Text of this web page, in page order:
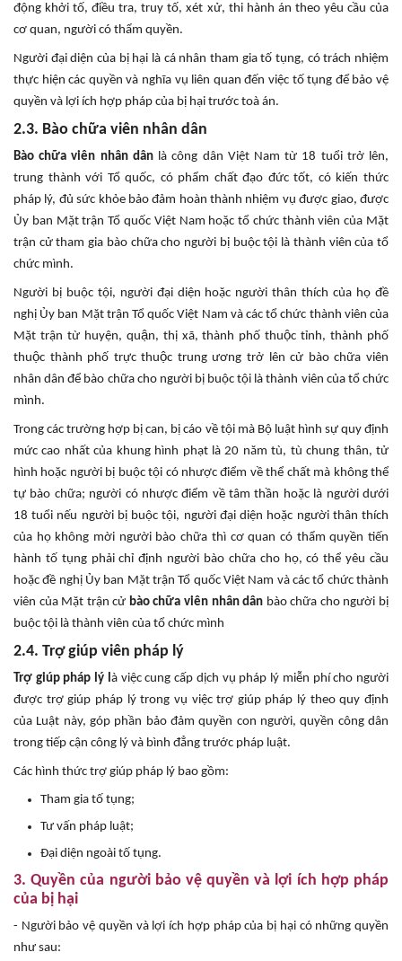
động khởi tố, điều tra, truy tố, xét xử, thi hành án theo yêu cầu của
cơ quan, người có thẩm quyền.
Người đại diện của bị hại là cá nhân tham gia tố tụng, có trách nhiệm
thực hiện các quyền và nghĩa vụ liên quan đến việc tố tụng để bảo vệ
quyền và lợi ích hợp pháp của bị hại trước toà án.
2.3. Bào chữa viên nhân dân
Bào chữa viên nhân dânlà công dân Việt Nam từ 18 tuổi trở lên,
trung thành với Tổ quốc, có phẩm chất đạo đức tốt, có kiến thức
pháp lý, đủ sức khỏe bảo đảm hoàn thành nhiệm vụ được giao, được
Ủy ban Mặt trận Tổ quốc Việt Nam hoặc tổ chức thành viên của Mặt
trận cử tham gia bào chữa cho người bị buộc tội là thành viên của tổ
chức mình.
Người bị buộc tội, người đại diện hoặc người thân thích của họ đề
nghị Ủy ban Mặt trận Tổ quốc Việt Nam và các tổ chức thành viên của
Mặt trận từ huyện, quận, thị xã, thành phố thuộc tỉnh, thành phố
thuộc thành phố trực thuộc trung ương trở lên cử bào chữa viên
nhân dân để bào chữa cho người bị buộc tội là thành viên của tổ chức
mình.
Trong các trường hợp bị can, bị cáo về tội mà Bộ luật hình sự quy định
mức cao nhất của khung hình phạt là 20 năm tù, tù chung thân, tử
hình hoặc người bị buộc tội có nhược điểm về thể chất mà không thể
tự bào chữa; người có nhược điểm về tâm thần hoặc là người dưới
18 tuổi nếu người bị buộc tội, người đại diện hoặc người thân thích
của họ không mời người bào chữa thì cơ quan có thẩm quyền tiến
hành tố tụng phải chỉ định người bào chữa cho họ, có thể yêu cầu
hoặc đề nghị Ủy ban Mặt trận Tổ quốc Việt Nam và các tổ chức thành
viên của Mặt trận cử bào chữa viên nhân dân bào chữa cho người bị
buộc tội là thành viên của tổ chức mình
2.4. Trợ giúp viên pháp lý
Trợ giúp pháp lý là việc cung cấp dịch vụ pháp lý miễn phí cho người
được trợ giúp pháp lý trong vụ việc trợ giúp pháp lý theo quy định
của Luật này, góp phần bảo đảm quyền con người, quyền công dân
trong tiếp cận công lý và bình đẳng trước pháp luật.
Các hình thức trợ giúp pháp lý bao gồm:
Tham gia tố tụng;
Tư vấn pháp luật;
Đại diện ngoài tố tụng.
3. Quyền của người bảo vệ quyền và lợi ích hợp pháp
của bị hại
- Người bảo vệ quyền và lợi ích hợp pháp của bị hại có những quyền
như sau: